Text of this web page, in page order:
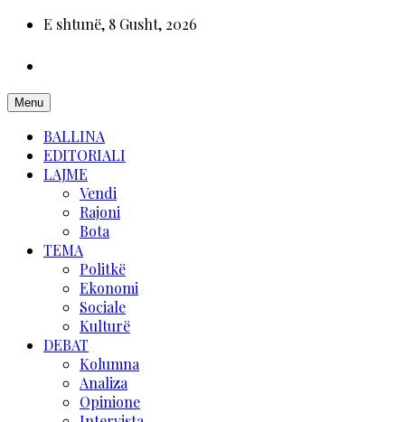
E shtunë, 8 Gusht, 2026
Menu
BALLINA
EDITORIALI
LAJME
Vendi
Rajoni
Bota
TEMA
Politkë
Ekonomi
Sociale
Kulturë
DEBAT
Kolumna
Analiza
Opinione